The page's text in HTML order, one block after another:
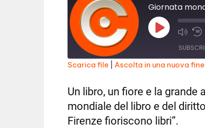
Play
Episode
RSS FEED
LINK
EMBED
Scarica file Ascolta in una nuova
Un libro, un fiore e la
mondiale del libro e del
Firenze fioriscono libri”.